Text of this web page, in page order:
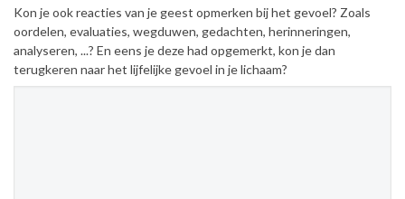
Kon je ook reacties van je geest opmerken bij het gevoel? Zoals
oordelen, evaluaties, wegduwen, gedachten, herinneringen,
analyseren, ...? En eens je deze had opgemerkt, kon je dan
terugkeren naar het lijfelijke gevoel in je lichaam?